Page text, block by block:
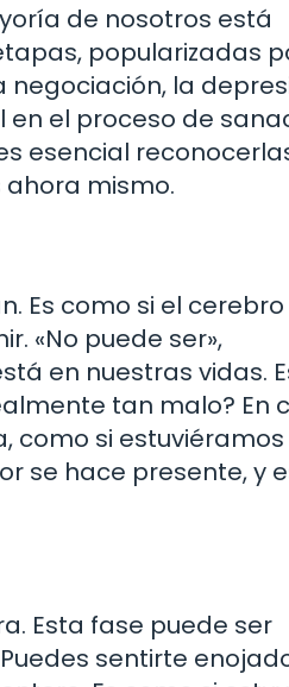
de nosotros está
popularizadas
negociación, la
el proceso de
esencial
mismo.
Es como si el cerebro
«No puede ser»,
en nuestras vidas.
tan malo? En
como si estuviéramos
se hace presente, y
Esta fase puede ser
sentirte